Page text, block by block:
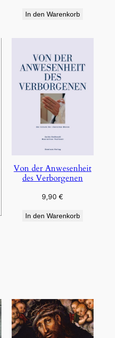
In den Warenkorb
Von der Anwesenheit
des Verborgenen
9,90€
In den Warenkorb